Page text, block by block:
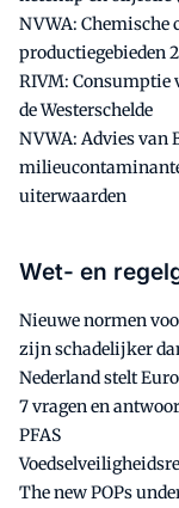
NVWA: Chemische
productiegebieden
RIVM: Consumptie
de Westerschelde
NVWA: Advies van
uiterwaarden
Wet- en
Nieuwe normen
zijn schadelijker
Nederland stelt
7 vragen en
PFAS
The new POPs